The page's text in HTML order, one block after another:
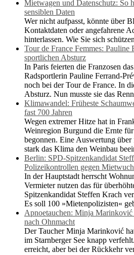
Mietwagen und Datenschutz: So
sensiblen Daten
Wer nicht aufpasst, könnte über
Kontaktdaten oder angefahrene
hinterlassen. Wie Sie sich
Tour de France Femmes: Pauline
sportlichen Absturz
In Paris feierten die Franzosen
Radsportlerin Pauline Ferrand-
noch bei der Tour de France. In
Absturz. Nun musste sie das
Klimawandel: Früheste
fast 700 Jahren
Wegen extremer Hitze hat in
Weinregion Burgund die Ernte
begonnen. Eine Auswertung
stark das Klima den Weinbau
Berlin: SPD-Spitzenkandidat
Polizeikontrollen gegen
In der Hauptstadt herrscht
Vermieter nutzen das für
Spitzenkandidat Steffen Krach
Es soll 100 »Mietenpolizisten«
Apnoetauchen: Minja Marinković
nach Ohnmacht
Der Taucher Minja Marinković
im Starnberger See knapp
erreicht, aber bei der Rückkehr